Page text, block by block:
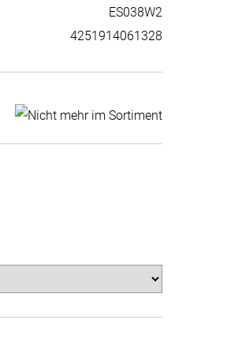
ES038W2
4251914061328